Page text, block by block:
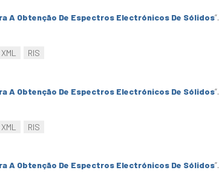
A Obtenção De Espectros Electrónicos De Sólidos”.
RIS
A Obtenção De Espectros Electrónicos De Sólidos”.
RIS
A Obtenção De Espectros Electrónicos De Sólidos”.